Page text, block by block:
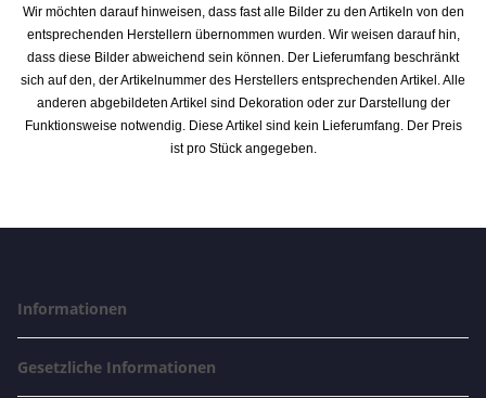
Wir möchten darauf hinweisen, dass fast alle Bilder zu den Artikeln von den
entsprechenden Herstellern übernommen wurden. Wir weisen darauf hin,
dass diese Bilder abweichend sein können. Der Lieferumfang beschränkt
sich auf den, der Artikelnummer des Herstellers entsprechenden Artikel. Alle
anderen abgebildeten Artikel sind Dekoration oder zur Darstellung der
Funktionsweise notwendig. Diese Artikel sind kein Lieferumfang. Der Preis
ist pro Stück angegeben.
Informationen
Gesetzliche Informationen